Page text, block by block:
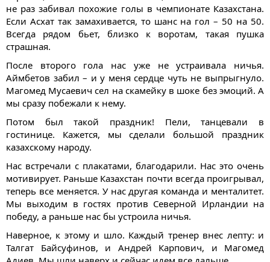
не раз забивал похожие голы в чемпионате Казахстана.
Если Асхат так замахивается, то шанс на гол – 50 на 50.
Всегда рядом бьет, близко к воротам, такая пушка
страшная.
После второго гола нас уже не устраивала ничья.
Аймбетов забил – и у меня сердце чуть не выпрыгнуло.
Магомед Мусаевич сел на скамейку в шоке без эмоций. А
мы сразу побежали к нему.
Потом был такой праздник! Пели, танцевали в
гостинице. Кажется, мы сделали большой праздник
казахскому народу.
Нас встречали с плакатами, благодарили. Нас это очень
мотивирует. Раньше Казахстан почти всегда проигрывал,
теперь все меняется. У нас другая команда и менталитет.
Мы выходим в гостях против Северной Ирландии на
победу, а раньше нас бы устроила ничья.
Наверное, к этому и шло. Каждый тренер внес лепту: и
Талгат Байсуфинов, и Андрей Карпович, и Магомед